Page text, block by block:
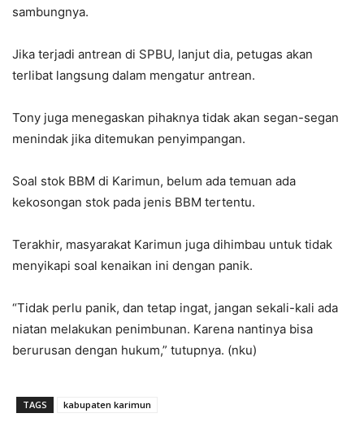
sambungnya.
Jika terjadi antrean di SPBU, lanjut dia, petugas akan
terlibat langsung dalam mengatur antrean.
Tony juga menegaskan pihaknya tidak akan segan-segan
menindak jika ditemukan penyimpangan.
Soal stok BBM di Karimun, belum ada temuan ada
kekosongan stok pada jenis BBM tertentu.
Terakhir, masyarakat Karimun juga dihimbau untuk tidak
menyikapi soal kenaikan ini dengan panik.
“Tidak perlu panik, dan tetap ingat, jangan sekali-kali ada
niatan melakukan penimbunan. Karena nantinya bisa
berurusan dengan hukum,” tutupnya. (nku)
TAGS kabupaten karimun